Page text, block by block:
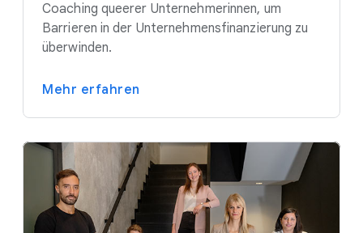
Coaching queerer Unternehmerinnen, um
Barrieren in der Unternehmensfinanzierung zu
überwinden.
Mehr erfahren